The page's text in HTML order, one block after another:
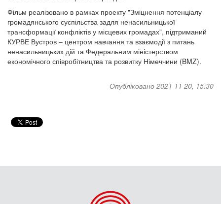
Фільм реалізовано в рамках проекту "Зміцнення потенціалу
громадянського суспільства задля ненасильницької
трансформації конфліктів у місцевих громадах", підтриманий
КУРВЕ Вустров – центром навчання та взаємодії з питань
ненасильницьких дій та Федеральним міністерством
економічного співробітництва та розвитку Німеччини (BMZ).
Опубліковано 2021 11 20, 15:30